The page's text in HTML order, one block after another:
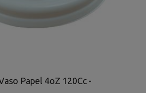
Papel 4oZ 120Cc -